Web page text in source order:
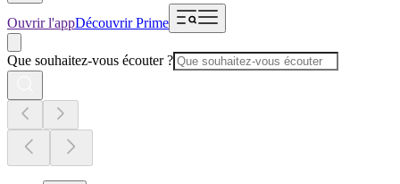
Ouvrir l'appDécouvrir Prime
Que souhaitez-vous écouter ?